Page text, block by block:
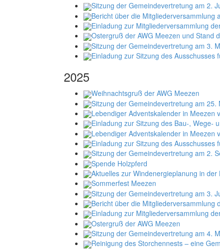
Sitzung der Gemeindevertretung am 2.
Bericht über die Mitgliederversammlung
Einladung zur Mitgliederversammlung
Ostergruß der AWG Meezen und Stand
Sitzung der Gemeindevertretung am 3.
Einladung zur Sitzung des
2025
Weihnachtsgruß der AWG Meezen
Sitzung der Gemeindevertretung am 25.
Lebendiger Adventskalender in Meezen
Einladung zur Sitzung des Bau-, Wege-
Lebendiger Adventskalender in Meezen
Einladung zur Sitzung des
Sitzung der Gemeindevertretung am 2.
Spende Holzpferd
Aktuelles zur Windenergieplanung in
Sommerfest Meezen
Sitzung der Gemeindevertretung am 3.
Bericht über die Mitgliederversammlung
Einladung zur Mitgliederversammlung
Ostergruß der AWG Meezen
Sitzung der Gemeindevertretung am 4.
Reinigung des Storchennests – eine